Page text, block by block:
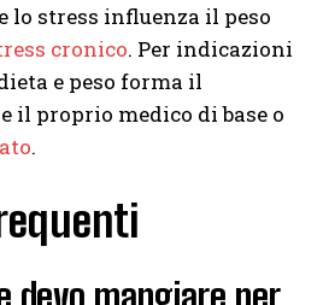
lo stress influenza il peso
cronico. Per indicazioni
e peso forma il
il proprio medico di base o
.
devo mangiare per